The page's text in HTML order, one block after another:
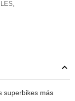
superbikes más